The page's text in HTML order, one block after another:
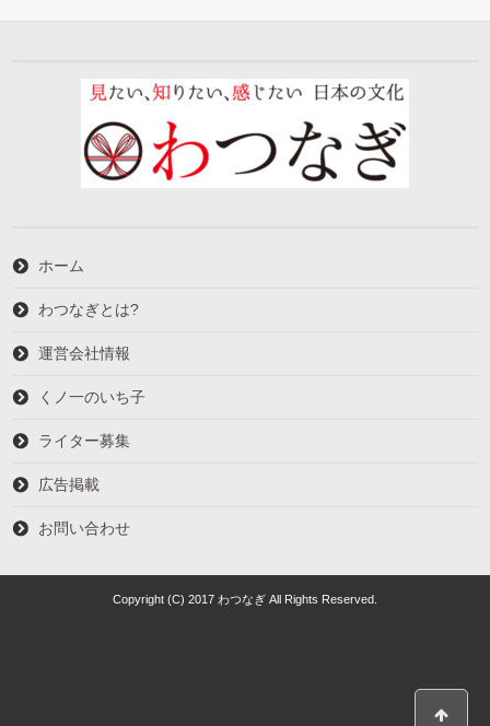
ホーム
わつなぎとは?
運営会社情報
くノ一のいち子
ライター募集
広告掲載
お問い合わせ
Copyright (C) 2017 わつなぎ All Rights Reserved.